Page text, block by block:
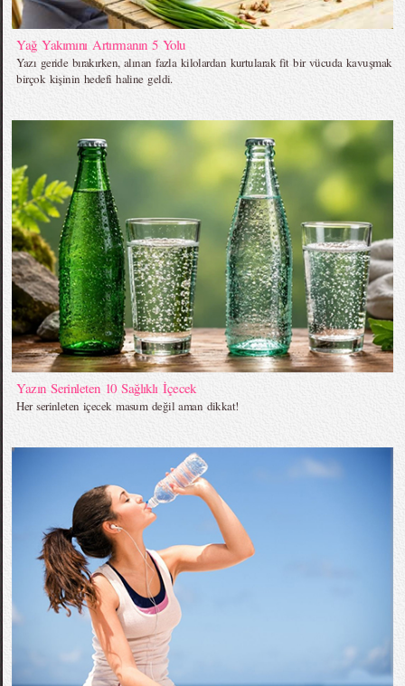
Yağ Yakımını Artırmanın 5 Yolu
Yazı geride bırakırken, alınan fazla kilolardan kurtularak fit bir vücuda kavuşmak
birçok kişinin hedefi haline geldi.
Yazın Serinleten 10 Sağlıklı İçecek
Her serinleten içecek masum değil aman dikkat!